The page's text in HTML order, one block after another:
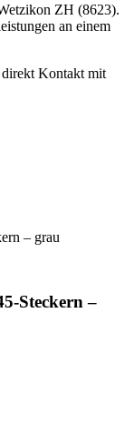
ZH (8623).
an einem
direkt Kontakt mit
Steckern –